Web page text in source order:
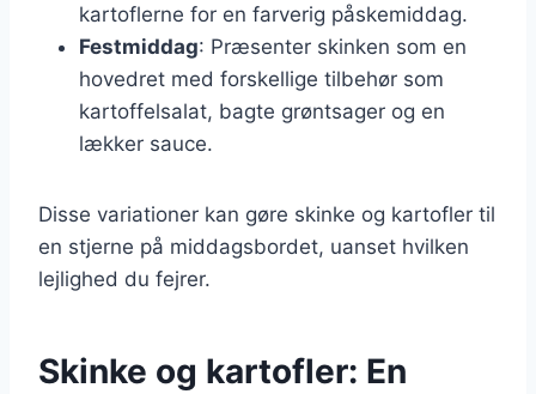
kartoflerne for en farverig påskemiddag.
Festmiddag: Præsenter skinken som en
hovedret med forskellige tilbehør som
kartoffelsalat, bagte grøntsager og en
lækker sauce.
Disse variationer kan gøre skinke og kartofler til
en stjerne på middagsbordet, uanset hvilken
lejlighed du fejrer.
Skinke og kartofler: En